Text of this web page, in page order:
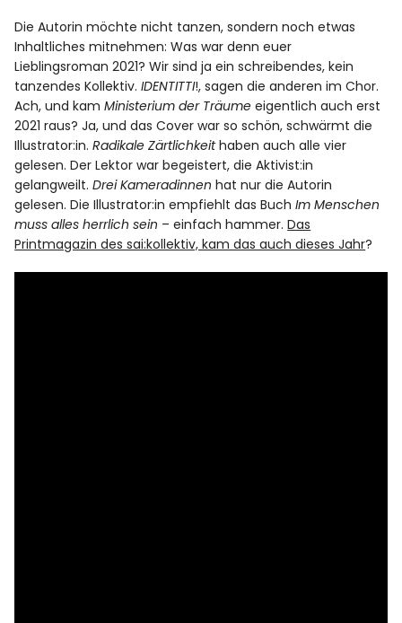
Die Autorin möchte nicht tanzen, sondern noch etwas
Inhaltliches mitnehmen: Was war denn euer
Lieblingsroman 2021? Wir sind ja ein schreibendes, kein
tanzendes Kollektiv.IDENTITTI!, sagen die anderen im Chor.
Ach, und kamMinisterium der Träume eigentlich auch erst
2021 raus? Ja, und das Cover war so schön, schwärmt die
Illustrator:in.Radikale Zärtlichkeithaben auch alle vier
gelesen. Der Lektor war begeistert, die Aktivist:in
gelangweilt.Drei Kameradinnen hat nur die Autorin
gelesen. Die Illustrator:in empfiehlt das BuchIm Menschen
muss alles herrlich sein – einfach hammer.Das
Printmagazin des sai:kollektiv, kam das auch dieses Jahr?